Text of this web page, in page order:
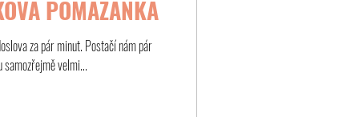
POMAZÁNKA
za pár minut. Postačí nám pár
samozřejmě velmi...